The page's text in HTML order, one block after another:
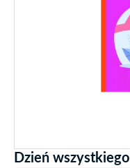
Dzień wszystkiego